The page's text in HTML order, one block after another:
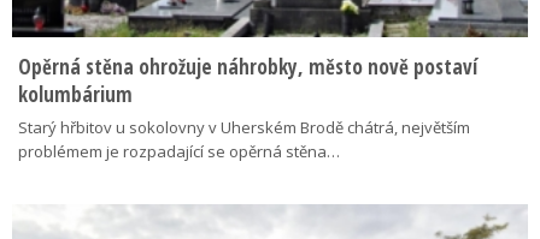
Opěrná stěna ohrožuje náhrobky, město nově postaví
kolumbárium
Starý hřbitov u sokolovny v Uherském Brodě chátrá, největším
problémem je rozpadající se opěrná stěna…